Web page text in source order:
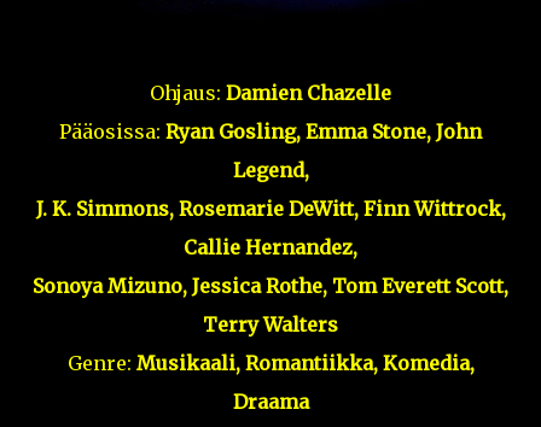
Ohjaus: Damien Chazelle
Pääosissa: Ryan Gosling, Emma Stone, John
Legend,
J. K. Simmons, Rosemarie DeWitt, Finn Wittrock,
Callie Hernandez,
Sonoya Mizuno, Jessica Rothe, Tom Everett Scott,
Terry Walters
Genre: Musikaali, Romantiikka, Komedia,
Draama